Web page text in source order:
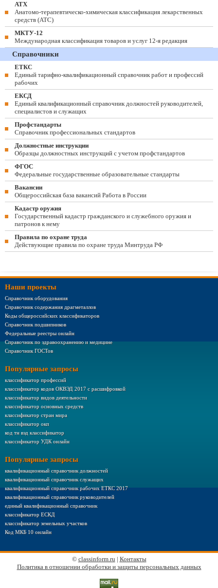
АТХ
Анатомо-терапевтическо-химическая классификация лекарственных
средств (ATC)
МКТУ-12
Международная классификация товаров и услуг 12-я редакция
Справочники
ЕТКС
Единый тарифно-квалификационный справочник работ и профессий
рабочих
ЕКСД
Единый квалификационный справочник должностей руководителей,
специалистов и служащих
Профстандарты
Справочник профессиональных стандартов
Должностные инструкции
Образцы должностных инструкций с учетом профстандартов
ФГОС
Федеральные государственные образовательные стандарты
Вакансии
Общероссийская база вакансий Работа в России
Кадастр оружия
Государственный кадастр гражданского и служебного оружия и
патронов к нему
Правила по охране труда
Действующие правила по охране труда Минтруда РФ
Наши проекты
Справочник оборудования
Справочник содержания драгметаллов
Коды общероссийских классификаторов
Справочник подшипников
Федеральные реестры онлайн
Справочник по здравоохранению и медицине
Справочник ГОСТов
Популярные запросы
классификатор профессий
классификатор кодов ОКВЭД 2017 с расшифровкой
классификатор видов деятельности
классификатор основных средств
классификатор стран мира
классификатор окп
код тн вэд классификатор
классификатор УДК онлайн
Популярные запросы
квалификационный справочник должностей
квалификационный справочник служащих
квалификационный справочник рабочих ЕТКС 2017
квалификационный справочник руководителей
единый квалификационный справочник
классификатор ЕСКД
классификатор земельных участков
Код МКБ 10 онлайн
© classinform.ru | Контакты
Политика в отношении обработки и защиты персональных данных